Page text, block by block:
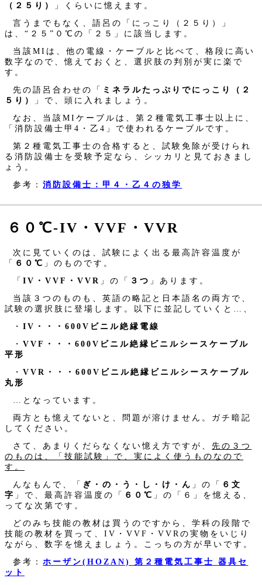
（２５り）
」くらいに憶えます。
言うまでもなく、語呂の「にっこり（２５り）」
は、“２５”０℃の「２５」に該当します。
当該MIは、他の電線・ケーブルと比べて、格段に高い
数字なので、憶えておくと、選択肢の判別が実に楽で
す。
先の語呂合わせの「 ミネラルたっぷりでにっこり（２
５り）
」で、頭に入れましょう。
なお、当該MIケーブルは、第２種電気工事士以上に、
「消防設備士甲4・乙4」で使われるケーブルです。
第２種電気工事士の合格すると、試験免除が受けられ
る消防設備士を受験予定なら、シッカリと見ておきまし
ょう。
参考：消防設備士：甲４・乙４の独学
６０℃‐IV・VVF・VVR
次に見ていくのは、試験によく出る最高許容温度が
「 ６０℃ 」のものです。
「IV・VVF・VVR 」の「 ３つ 」あります。
当該３つのものも、英語の略記と日本語名の両方で、
試験の選択肢に登場します。以下に並記していくと…、
・IV・・・600Vビニル絶縁電線
・VVF・・・600Vビニル絶縁ビニルシースケーブル
平形
・VVR・・・600Vビニル絶縁ビニルシースケーブル
丸形
…となっています。
両方とも憶えてないと、問題が溶けません。ガチ暗記
してください。
さて、あまりくだらなくない憶え方ですが、先の３つ
のものは、「技能試験」で、実によく使うものなので
す。
んなもんで、「 ぎ・の・う・し・け・ん 」の「 ６文
字 」で、最高許容温度の「 ６０℃ 」の「６」を憶える、
ってな次第です。
どのみち技能の教材は買うのですから、学科の段階で
技能の教材を買って、IV・VVF・VVRの実物をいじり
ながら、数字を憶えましょう。こっちの方が早いです。
参考：ホーザン(HOZAN) 第２種電気工事士 器具セ
ット